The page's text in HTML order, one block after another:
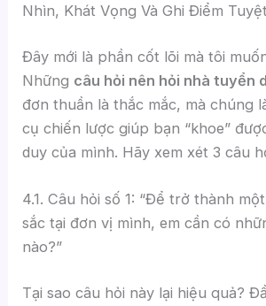
Nhìn, Khát Vọng Và Ghi Điểm
Đây mới là phần cốt lõi mà tôi
Những câu hỏi nên hỏi nhà tuyển
đơn thuần là thắc mắc, mà chúng
cụ chiến lược giúp bạn “khoe”
duy của mình. Hãy xem xét 3 câu
4.1. Câu hỏi số 1: “Để trở thành
sắc tại đơn vị mình, em cần có
nào?”
Tại sao câu hỏi này lại hiệu quả?